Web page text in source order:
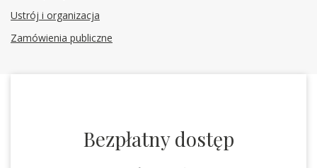
Ustrój i organizacja
Zamówienia publiczne
Bezpłatny dostęp